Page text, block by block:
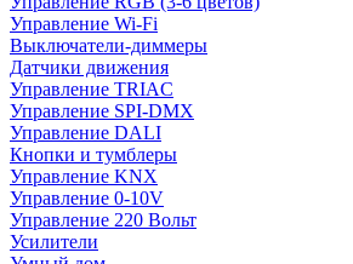
Управление Wi-Fi
Выключатели-диммеры
Датчики движения
Управление TRIAC
Управление SPI-DMX
Управление DALI
Кнопки и тумблеры
Управление KNX
Управление 0-10V
Управление 220 Вольт
Усилители